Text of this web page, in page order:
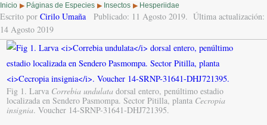
Inicio ▶ Páginas de Especies ▶ Insectos ▶ Hesperiidae
Escrito por Cirilo Umaña Publicado: 11 Agosto 2019. Última actualización:
14 Agosto 2019
Fig 1. Larva Correbia undulata dorsal entero, penúltimo estadio
localizada en Sendero Pasmompa. Sector Pitilla, planta Cecropia
insignia. Voucher 14-SRNP-31641-DHJ721395.